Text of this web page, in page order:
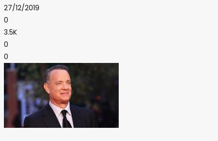
27/12/2019
0
3.5K
0
0